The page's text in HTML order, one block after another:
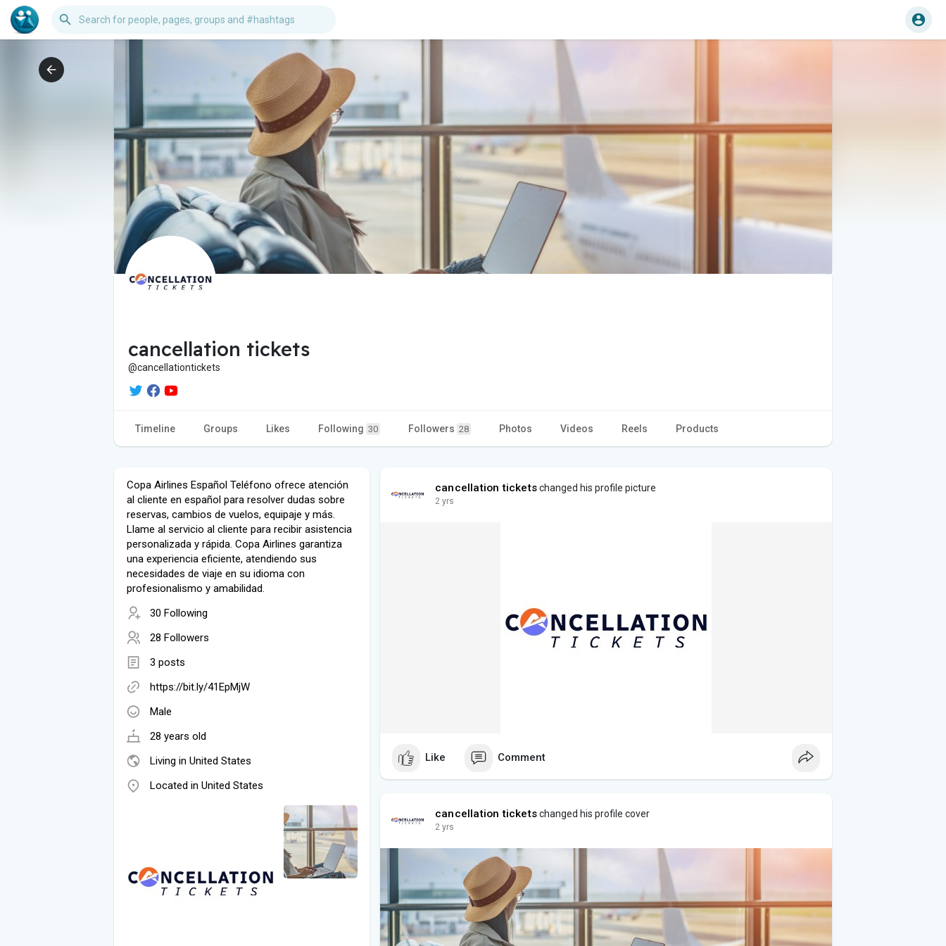
cancellation tickets
@cancellationtickets
Timeline Groups Likes Following 30 Followers 28 Photos Videos Reels Products
Copa Airlines Español Teléfono ofrece atención
al cliente en español para resolver dudas sobre
reservas, cambios de vuelos, equipaje y más.
Llame al servicio al cliente para recibir asistencia
personalizada y rápida. Copa Airlines garantiza
una experiencia eficiente, atendiendo sus
necesidades de viaje en su idioma con
profesionalismo y amabilidad.
30 Following
28 Followers
3 posts
https://bit.ly/41EpMjW
Male
28 years old
Living in United States
Located in United States
cancellation ticketschanged his profile picture
2 yrs
Like Comment
cancellation ticketschanged his profile cover
2 yrs